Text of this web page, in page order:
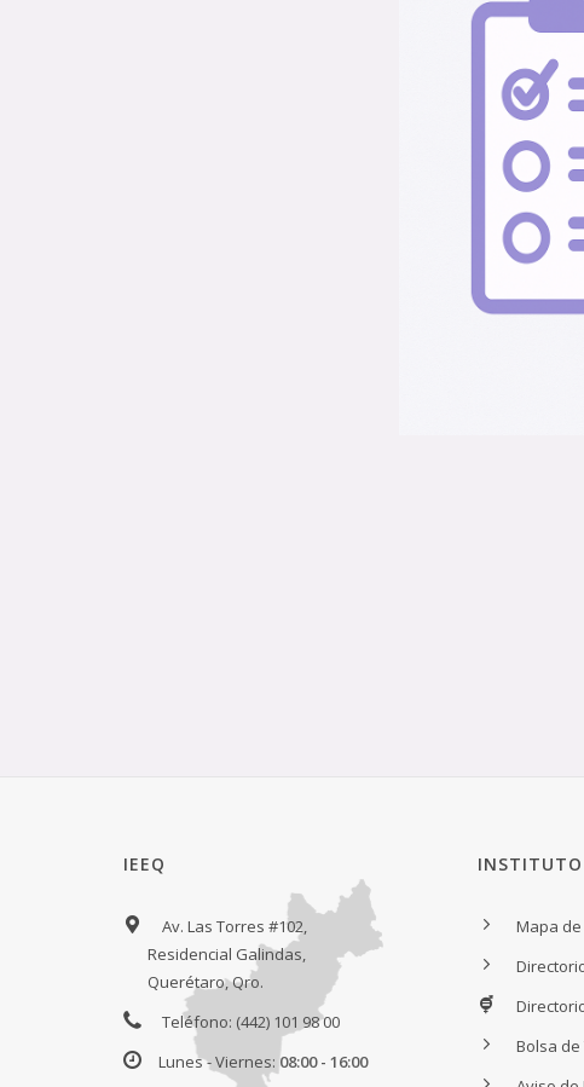
IEEQ
Av. Las Torres #102,
Residencial Galindas,
Querétaro, Qro.
Teléfono: (442) 101 98 00
Lunes - Viernes: 08:00 - 16:00
INSTITUTO
Mapa de
Bolsa